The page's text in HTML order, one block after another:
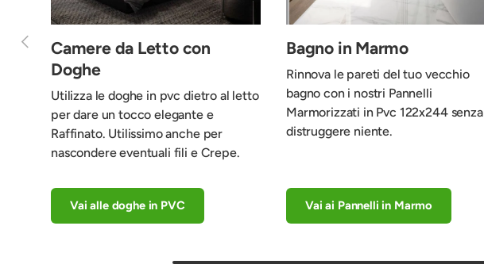
Indietro
Camere da Letto con
Doghe
Utilizza le doghe in pvc dietro al letto
per dare un tocco elegante e
Raffinato. Utilissimo anche per
nascondere eventuali fili e Crepe.
Vai alle doghe in PVC
Bagno in Marmo
Rinnova le pareti del tuo vecchio
bagno con i nostri Pannelli
Marmorizzati in Pvc 122x244 senza
distruggere niente.
Vai ai Pannelli in Marmo